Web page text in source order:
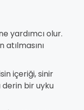
yardımcı olur.
içeriği, sinir
bir uyku